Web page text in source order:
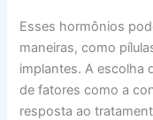
Esses hormônios
maneiras, como
implantes. A escolha
de fatores como a
resposta ao